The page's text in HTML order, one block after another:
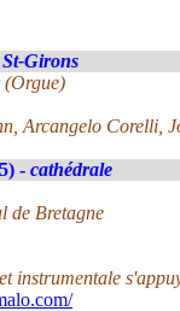
St-Girons
(Orgue)
Arcangelo Corelli,
- cathédrale
de Bretagne
instrumentale